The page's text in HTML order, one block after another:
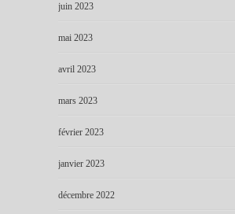
juin 2023
mai 2023
avril 2023
mars 2023
février 2023
janvier 2023
décembre 2022